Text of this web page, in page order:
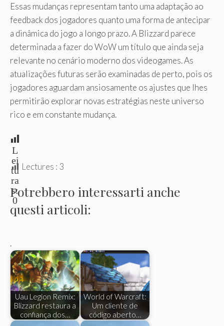
Essas mudanças representam tanto uma adaptação ao
feedback dos jogadores quanto uma forma de antecipar
a dinâmica do jogo a longo prazo. A Blizzard parece
determinada a fazer do WoW um título que ainda seja
relevante no cenário moderno dos videogames. As
atualizações futuras serão examinadas de perto, pois os
jogadores aguardam ansiosamente os ajustes que lhes
permitirão explorar novas estratégias neste universo
rico e em constante mudança.
L
ei
tu
ra
s:
0
Lectures : 3
Potrebbero interessarti anche
questi articoli:
.
Uau Legion Remix:
Blizzard restaura a
confiança dos…
World of Warcraft:
Um cliente de
código aberto…